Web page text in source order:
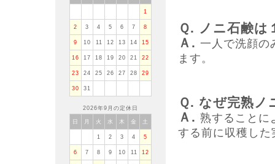
Ｑ. ノニ石鹸
Ａ. 一人で洗顔の
ます。
Ｑ. なぜ完熟ノ
Ａ. 熟することに
する前に収穫し
1
2 3 4 5 6 7 8
9 10 11 12 13 14 15
16 17 18 19 20 21 22
23 24 25 26 27 28 29
30 31
2026年9月の定休日
日 月 火 水 木 金 土
1 2 3 4 5
6 7 8 9 10 11 12